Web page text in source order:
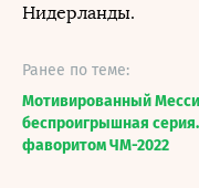
Нидерланды.
Ранее по теме:
Мотивированный
беспроигрышная
фаворитом ЧМ-2022